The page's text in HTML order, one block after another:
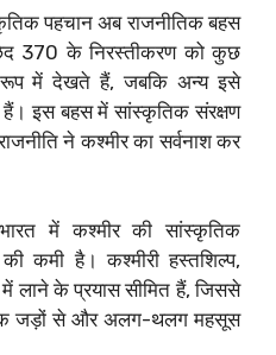
पहचान अब राजनीतिक बहस
370 के निरस्तीकरण को कुछ
में देखते हैं, जबकि अन्य इसे
हैं। इस बहस में सांस्कृतिक संरक्षण
ने कश्मीर का सर्वनाश कर
में कश्मीर की सांस्कृतिक
कमी है। कश्मीरी हस्तशिल्प,
में लाने के प्रयास सीमित हैं, जिससे
जड़ों से और अलग-थलग महसूस